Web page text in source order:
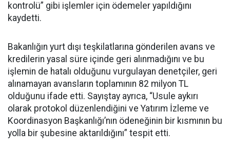
kontrolü” gibi işlemler için ödemeler yapıldığını
kaydetti.
Bakanlığın yurt dışı teşkilatlarına gönderilen avans ve
kredilerin yasal süre içinde geri alınmadığını ve bu
işlemin de hatalı olduğunu vurgulayan denetçiler, geri
alınamayan avansların toplamının 82 milyon TL
olduğunu ifade etti. Sayıştay ayrıca, “Usule aykırı
olarak protokol düzenlendiğini ve Yatırım İzleme ve
Koordinasyon Başkanlığı’nın ödeneğinin bir kısmının bu
yolla bir şubesine aktarıldığını” tespit etti.